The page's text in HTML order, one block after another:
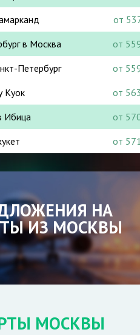
от
в Москва
от
Петербург
от
Куок
от
Ибица
от
от
НА
ИЗ МОСКВЫ
МОСКВЫ